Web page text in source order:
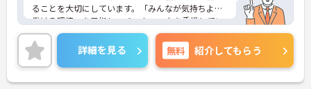
ることを大切にしています。「みんなが気持ちよく
働ける環境」を目指し、チームワークを重視してい
るのが特徴です。裁量が大きく任される部分も多い
ため、アイデアや気配りがダイレクトに施設の雰囲
気を良くし、スタッフの笑顔につながるやりがいを
感じられます。
＜学びを応援！充実の研修と資格手当＞「管理職専
詳細を見る 無料 紹介してもらう